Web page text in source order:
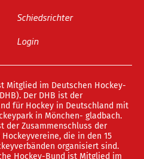
Schiedsrichter
Login
Mitglied im Deutschen Hockey-
Der DHB ist der
für Hockey in Deutschland mit
in Mönchen- gladbach.
der Zusammenschluss der
die in den 15
organisiert sind.
Hockey-Bund ist Mitglied im